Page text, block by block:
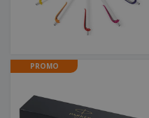
PROMO